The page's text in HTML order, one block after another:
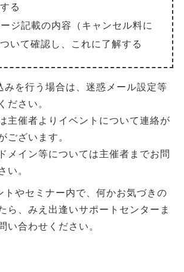
る
ジ記載の内容（キャンセル料に
いて確認し、これに了解する
みを行う場合は、迷惑メール設定等
ださい。
主催者よりイベントについて連絡が
ございます。
メイン等については主催者までお問
い。
トやセミナー内で、何かお気づきの
ら、みえ出逢いサポートセンターま
い合わせください。